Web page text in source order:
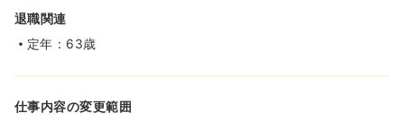
退職関連
定年：63歳
仕事内容の変更範囲